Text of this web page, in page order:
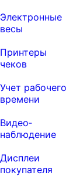
Электронные
весы
Принтеры
чеков
Учет рабочего
времени
Видео‑
наблюдение
Дисплеи
покупателя